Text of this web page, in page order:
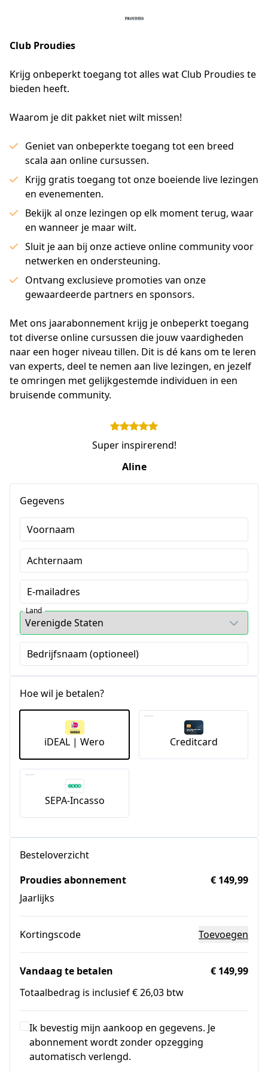
Club Proudies
Krijg onbeperkt toegang tot alles wat Club Proudies te
bieden heeft.
Waarom je dit pakket niet wilt missen!
Geniet van onbeperkte toegang tot een breed
scala aan online cursussen.
Krijg gratis toegang tot onze boeiende live lezingen
en evenementen.
Bekijk al onze lezingen op elk moment terug, waar
en wanneer je maar wilt.
Sluit je aan bij onze actieve online community voor
netwerken en ondersteuning.
Ontvang exclusieve promoties van onze
gewaardeerde partners en sponsors.
Met ons jaarabonnement krijg je onbeperkt toegang
tot diverse online cursussen die jouw vaardigheden
naar een hoger niveau tillen. Dit is dé kans om te leren
van experts, deel te nemen aan live lezingen, en jezelf
te omringen met gelijkgestemde individuen in een
bruisende community.
Super inspirerend!
Aline
Gegevens
Voornaam
Achternaam
E-mailadres
Land
Bedrijfsnaam (optioneel)
Hoe wil je betalen?
iDEAL | Wero Creditcard
SEPA-Incasso
Besteloverzicht
Proudies abonnement
Jaarlijks
€ 149,99
Kortingscode Toevoegen
Vandaag te betalen
€ 149,99
Totaalbedrag is inclusief € 26,03 btw
Ik bevestig mijn aankoop en gegevens. Je
abonnement wordt zonder opzegging
automatisch verlengd.